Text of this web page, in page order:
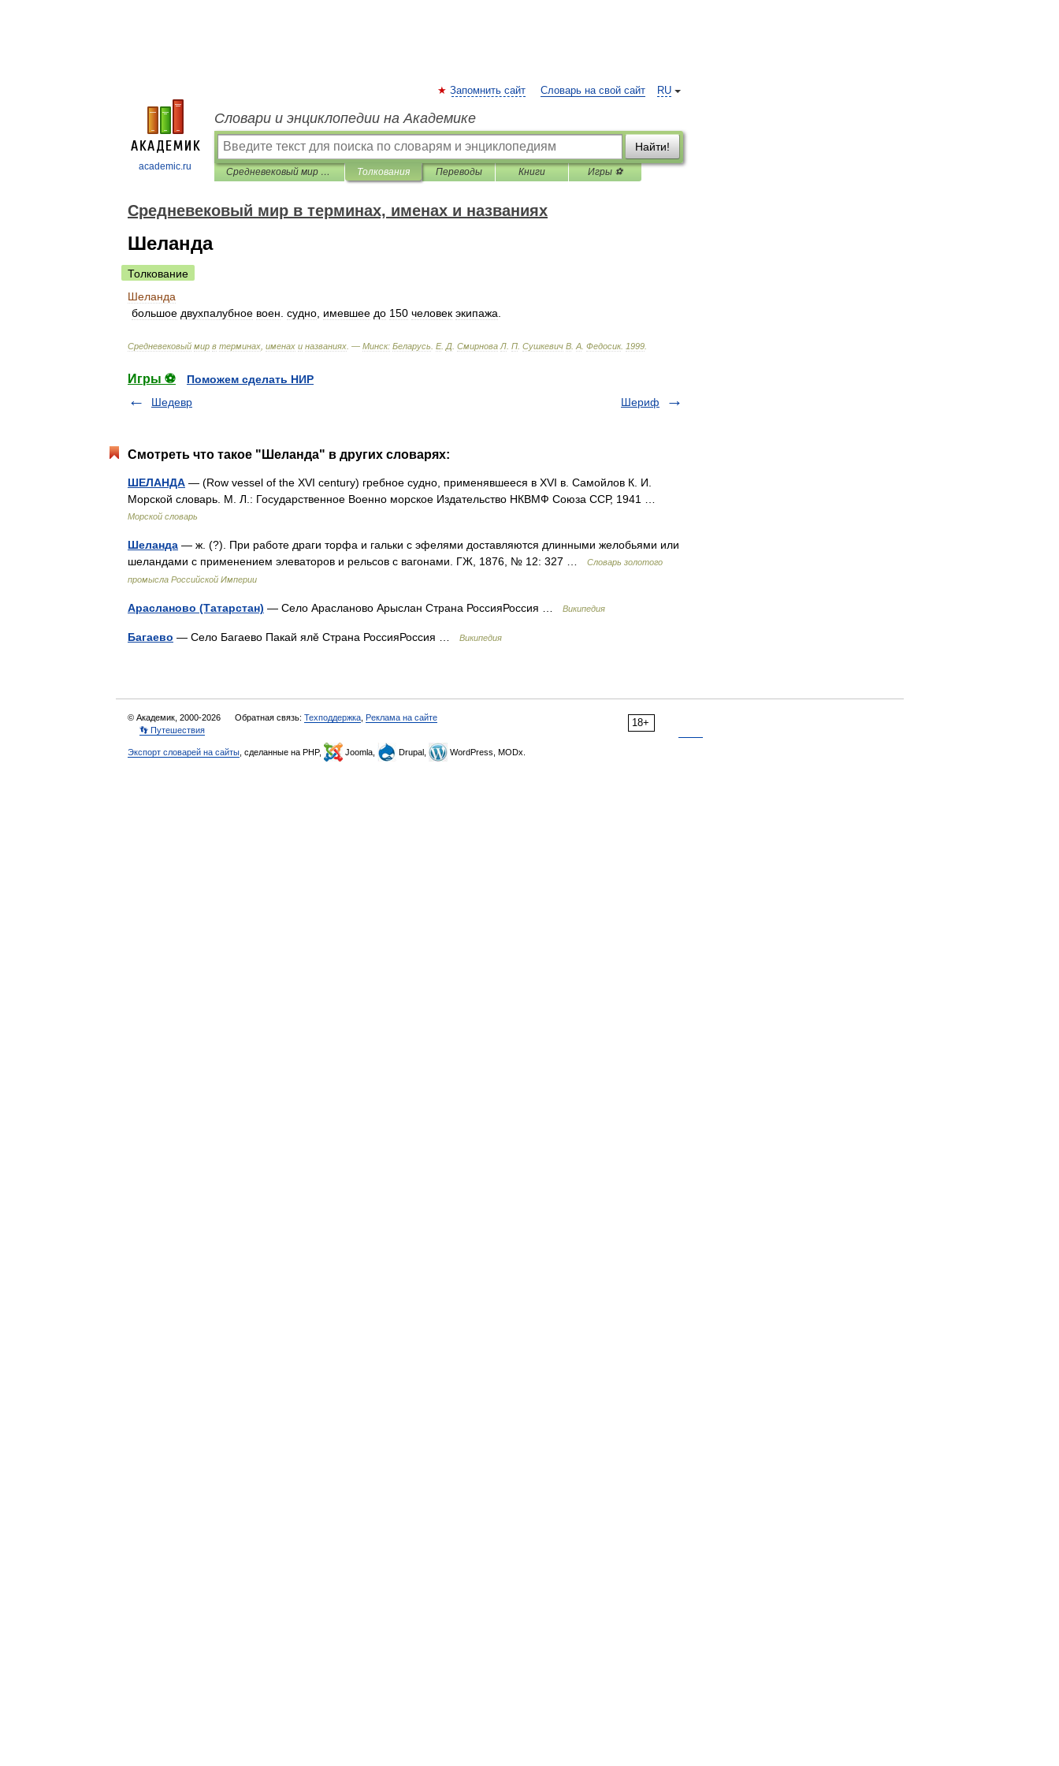
academic.ru
RU
Запомнить сайт Словарь на свой сайт
Словари и энциклопедии на Академике
Найти!
Средневековый мир в терминах, именах и названиях Толкования Переводы Книги Игры ⚽
Средневековый мир в терминах, именах и названиях
Шеланда
Толкование
Шеланда
большое двухпалубное воен судно имевшее до 150 человек экипажа
Средневековый мир в терминах именах и названиях . — Минск: Беларусь Е. Д Смирнова Л П Сушкевич В А Федосик. 1999
Игры ⚽
Поможем сделать НИР
Шедевр
Шериф
Смотреть что такое "Шеланда" в других словарях:
ШЕЛАНДА — (Row vessel of the XVI century) гребное судно, применявшееся в XVI в. Самойлов К. И.
Морской словарь. М. Л.: Государственное Военно морское Издательство НКВМФ Союза ССР, 1941 …
Морской словарь
Шеланда — ж. (?). При работе драги торфа и гальки с эфелями доставляются длинными желобьями или
шеландами с применением элеваторов и рельсов с вагонами. ГЖ, 1876, № 12: 327 …
Словарь золотого
промысла Российской Империи
Арасланово (Татарстан) — Село Арасланово Арыслан Страна РоссияРоссия … Википедия
Багаево — Село Багаево Пакай ялĕ Страна РоссияРоссия … Википедия
18+
© Академик, 2000-2026 Обратная связь: Техподдержка Реклама на сайте
👣 Путешествия
Экспорт словарей на сайты , сделанные на PHP, Joomla, Drupal, WordPress, MODx.